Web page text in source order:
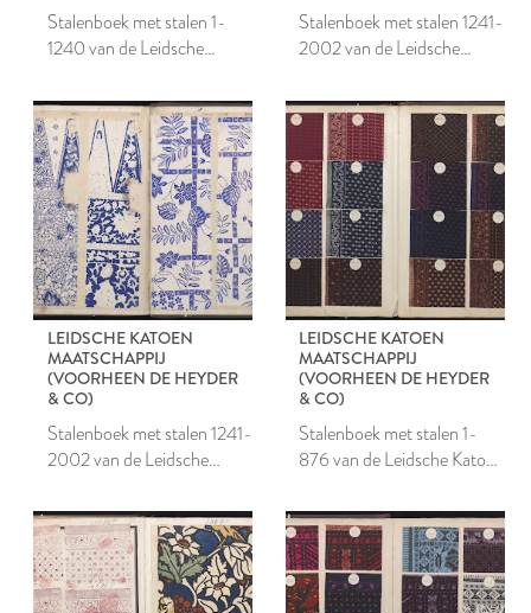
Stalenboek met stalen 1-
1240 van de Leidsche
Stalenboek met stalen 1241-
2002 van de Leidsche
LEIDSCHE KATOEN
MAATSCHAPPIJ
(VOORHEEN DE HEYDER
& CO)
Stalenboek met stalen 1241-
2002 van de Leidsche
LEIDSCHE KATOEN
MAATSCHAPPIJ
(VOORHEEN DE HEYDER
& CO)
Stalenboek met stalen 1-
876 van de Leidsche Katoen